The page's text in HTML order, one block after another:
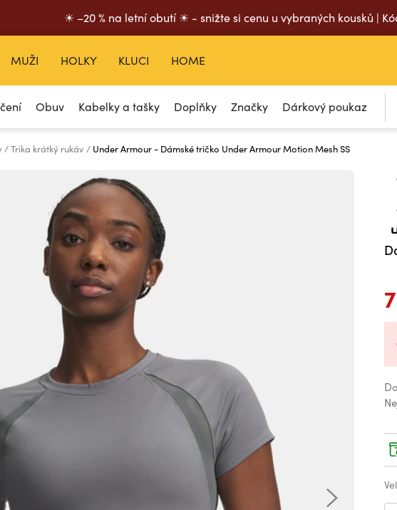
☀ –20 % na letní obutí ☀ - snižte si cenu u vybraných kousků |
Obuv Kabelky a tašky Doplňky Značky Dárkový poukaz
MUŽI HOLKY KLUCI HOME
Trika krátký rukáv Under Armour - Dámské tričko Under Armour Motion Mesh SS